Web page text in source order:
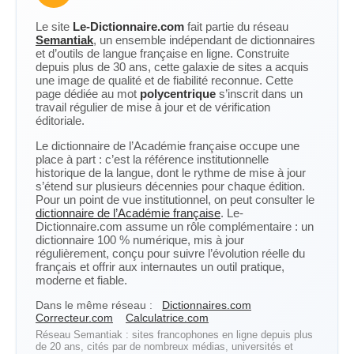
Le site Le-Dictionnaire.com fait partie du réseau
Semantiak, un ensemble indépendant de dictionnaires
et d’outils de langue française en ligne. Construite
depuis plus de 30 ans, cette galaxie de sites a acquis
une image de qualité et de fiabilité reconnue. Cette
page dédiée au mot polycentrique s’inscrit dans un
travail régulier de mise à jour et de vérification
éditoriale.
Le dictionnaire de l’Académie française occupe une
place à part : c’est la référence institutionnelle
historique de la langue, dont le rythme de mise à jour
s’étend sur plusieurs décennies pour chaque édition.
Pour un point de vue institutionnel, on peut consulter le
dictionnaire de l’Académie française. Le-
Dictionnaire.com assume un rôle complémentaire : un
dictionnaire 100 % numérique, mis à jour
régulièrement, conçu pour suivre l’évolution réelle du
français et offrir aux internautes un outil pratique,
moderne et fiable.
Dans le même réseau :
Dictionnaires.com
Correcteur.com
Calculatrice.com
Réseau Semantiak : sites francophones en ligne depuis plus
de 20 ans, cités par de nombreux médias, universités et